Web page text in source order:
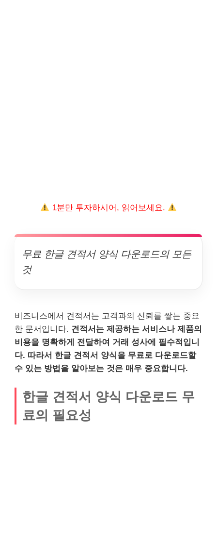
1분만 투자하시어, 읽어보세요.
무료 한글 견적서 양식 다운로드의 모든
것
비즈니스에서 견적서는 고객과의 신뢰를 쌓는 중요
한 문서입니다. 견적서는 제공하는 서비스나 제품의
비용을 명확하게 전달하여 거래 성사에 필수적입니
다. 따라서 한글 견적서 양식을 무료로 다운로드할
수 있는 방법을 알아보는 것은 매우 중요합니다.
한글 견적서 양식 다운로드 무
료의 필요성